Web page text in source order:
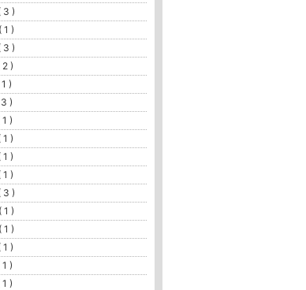
3 )
1 )
3 )
)
)
)
)
)
)
)
3 )
1 )
1 )
)
)
)